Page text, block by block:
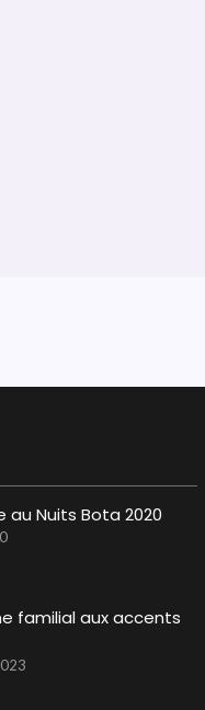
au Nuits Bota 2020
familial aux accents